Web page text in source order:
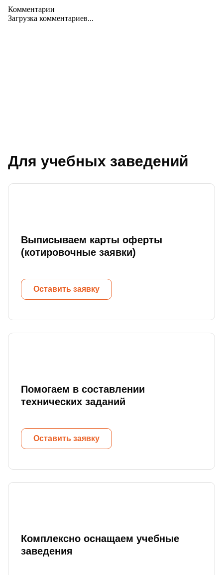
Комментарии
Загрузка комментариев...
Для учебных заведений
Выписываем карты оферты
(котировочные заявки)
Оставить заявку
Помогаем в составлении
технических заданий
Оставить заявку
Комплексно оснащаем учебные
заведения